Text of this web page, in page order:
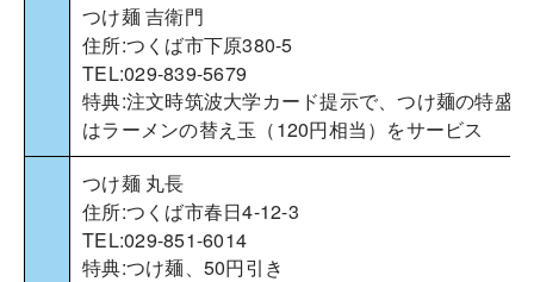
つけ麺 吉衛門
住所:つくば市下原380-5
TEL:029-839-5679
特典:注文時筑波大学カード提示で、つけ麺の特盛
はラーメンの替え玉（120円相当）をサービス
つけ麺 丸長
住所:つくば市春日4-12-3
TEL:029-851-6014
特典:つけ麺、50円引き